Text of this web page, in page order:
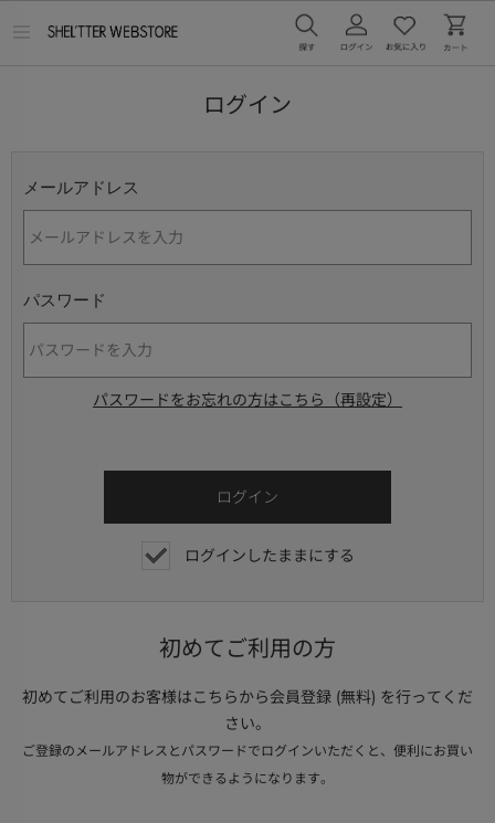
ログイン
メールアドレス
パスワード
パスワードをお忘れの方はこちら（再設定）
ログインしたままにする
初めてご利用の方
初めてご利用のお客様はこちらから会員登録 (無料) を行ってくだ
さい。
ご登録のメールアドレスとパスワードでログインいただくと、便利にお買い
物ができるようになります。